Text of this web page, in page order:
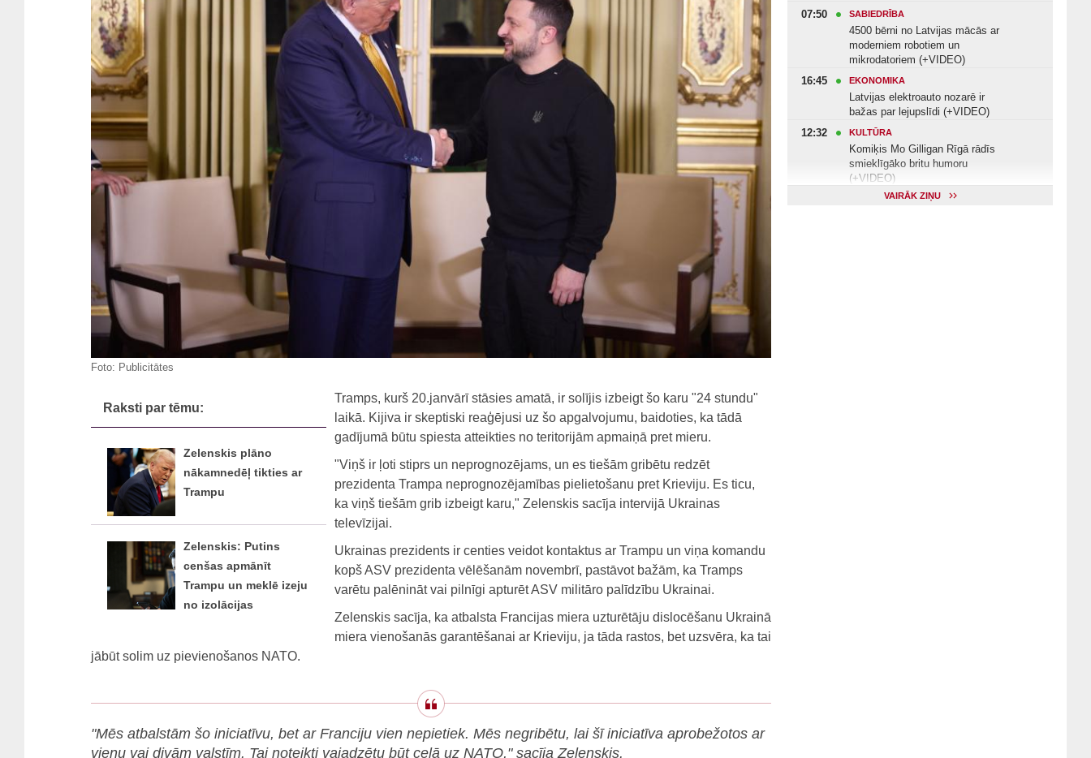
Foto: Publicitātes
Raksti par tēmu:
Zelenskis plāno
nākamnedēļ tikties ar
Trampu
Zelenskis: Putins
cenšas apmānīt
Trampu un meklē izeju
no izolācijas
Tramps, kurš 20.janvārī stāsies amatā, ir solījis izbeigt šo karu "24 stundu"
laikā. Kijiva ir skeptiski reaģējusi uz šo apgalvojumu, baidoties, ka tādā
gadījumā būtu spiesta atteikties no teritorijām apmaiņā pret mieru.
"Viņš ir ļoti stiprs un neprognozējams, un es tiešām gribētu redzēt
prezidenta Trampa neprognozējamības pielietošanu pret Krieviju. Es ticu,
ka viņš tiešām grib izbeigt karu," Zelenskis sacīja intervijā Ukrainas
televīzijai.
Ukrainas prezidents ir centies veidot kontaktus ar Trampu un viņa komandu
kopš ASV prezidenta vēlēšanām novembrī, pastāvot bažām, ka Tramps
varētu palēnināt vai pilnīgi apturēt ASV militāro palīdzību Ukrainai.
Zelenskis sacīja, ka atbalsta Francijas miera uzturētāju dislocēšanu Ukrainā
miera vienošanās garantēšanai ar Krieviju, ja tāda rastos, bet uzsvēra, ka tai
jābūt solim uz pievienošanos NATO.
"Mēs atbalstām šo iniciatīvu, bet ar Franciju vien nepietiek. Mēs negribētu, lai šī iniciatīva aprobežotos ar
vienu vai divām valstīm. Tai noteikti vajadzētu būt ceļā uz NATO," sacīja Zelenskis.
07:50
SABIEDRĪBA
4500 bērni no Latvijas mācās ar
moderniem robotiem un
mikrodatoriem (+VIDEO)
16:45
EKONOMIKA
Latvijas elektroauto nozarē ir
bažas par lejupslīdi (+VIDEO)
12:32
KULTŪRA
Komiķis Mo Gilligan Rīgā rādīs
smieklīgāko britu humoru
(+VIDEO)
VESELĪBAVAIRĀK ZIŅU